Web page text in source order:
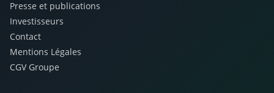
Presse et publications
Investisseurs
Contact
Mentions Légales
CGV Groupe